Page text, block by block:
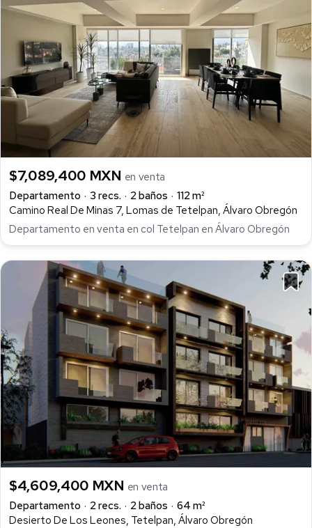
$7,089,400 MXN en venta
Departamento
3 recs. 2 baños
112 m²
Camino Real De Minas 7, Lomas de Tetelpan, Álvaro Obregón
Departamento en venta en col Tetelpan en Álvaro Obregón
$4,609,400 MXN en venta
Departamento
2 recs. 2 baños
64 m²
Desierto De Los Leones, Tetelpan, Álvaro Obregón